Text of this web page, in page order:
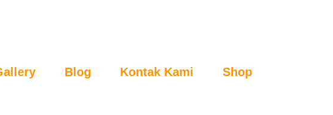
Blog Kontak Kami Shop